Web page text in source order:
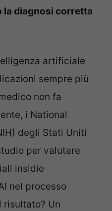
la diagnosi corretta
artificiale
sempre più
non fa
i National
degli Stati Uniti
per valutare
insidie
nel processo
risultato? Un